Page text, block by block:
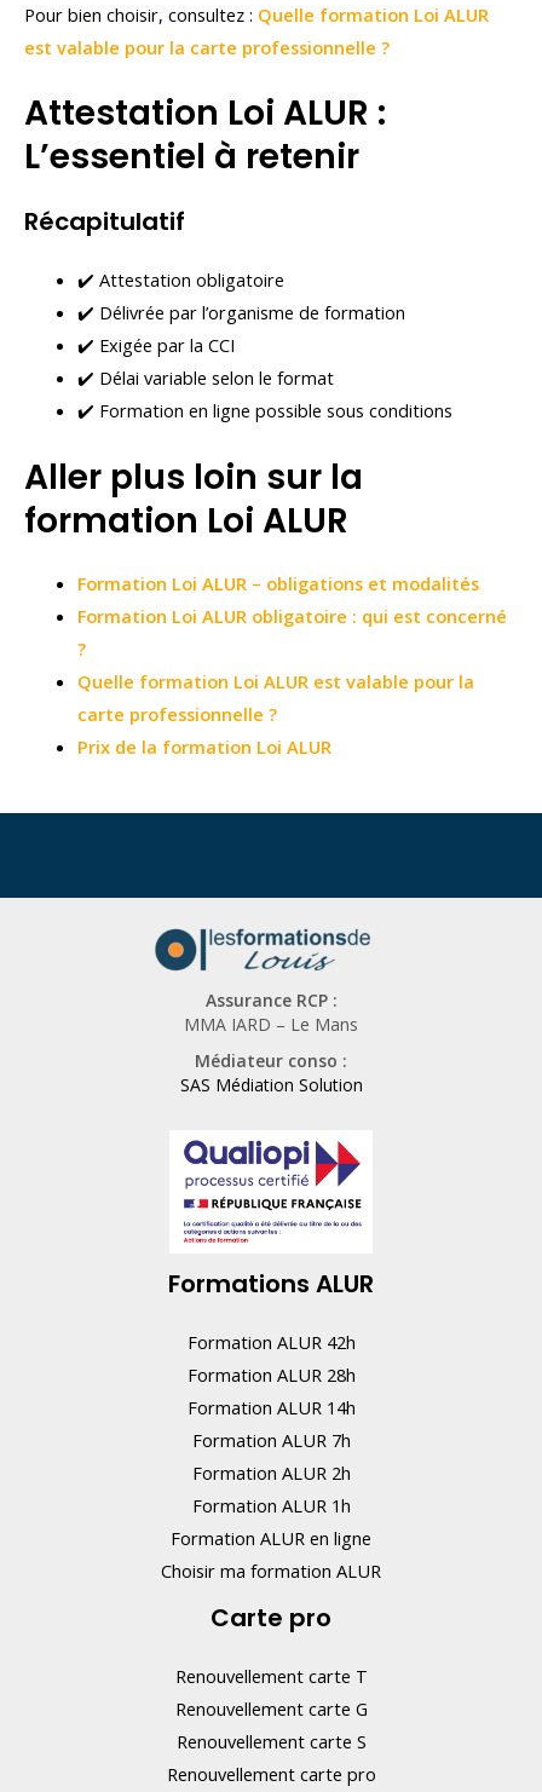
Pour bien choisir, consultez : Quelle formation Loi ALUR
est valable pour la carte professionnelle ?
Attestation Loi ALUR :
L’essentiel à retenir
Récapitulatif
✔️ Attestation obligatoire
✔️ Délivrée par l’organisme de formation
✔️ Exigée par la CCI
✔️ Délai variable selon le format
✔️ Formation en ligne possible sous conditions
Aller plus loin sur la
formation Loi ALUR
Formation Loi ALUR – obligations et modalités
Formation Loi ALUR obligatoire : qui est concerné
?
Quelle formation Loi ALUR est valable pour la
carte professionnelle ?
Prix de la formation Loi ALUR
Assurance RCP :
MMA IARD – Le Mans
Médiateur conso :
SAS Médiation Solution
Formations ALUR
Formation ALUR 42h
Formation ALUR 28h
Formation ALUR 14h
Formation ALUR 7h
Formation ALUR 2h
Formation ALUR 1h
Formation ALUR en ligne
Choisir ma formation ALUR
Carte pro
Renouvellement carte T
Renouvellement carte G
Renouvellement carte S
Renouvellement carte pro